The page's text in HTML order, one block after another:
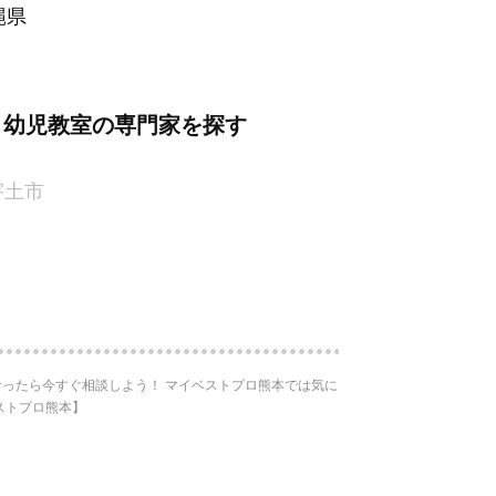
県
児教室の専門家を探す
土市
たら今すぐ相談しよう！ マイベストプロ熊本では気に
プロ熊本】